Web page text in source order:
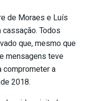
de Moraes e Luís
Todos
que, mesmo que
mensagens teve
comprometer a
2018.